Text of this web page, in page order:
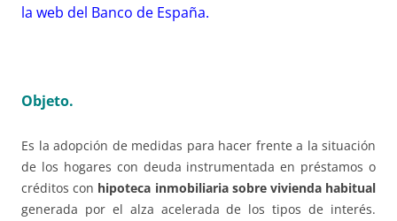
la web del Banco de España.
Objeto.
Es la adopción de medidas para hacer frente a la situación
de los hogares con deuda instrumentada en préstamos o
créditos con hipoteca inmobiliaria sobre vivienda habitual
generada por el alza acelerada de los tipos de interés.